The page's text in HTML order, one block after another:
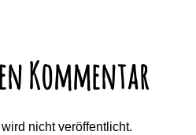
Kommentar
nicht veröffentlicht.